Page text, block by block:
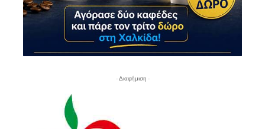
- Διαφήμιση -